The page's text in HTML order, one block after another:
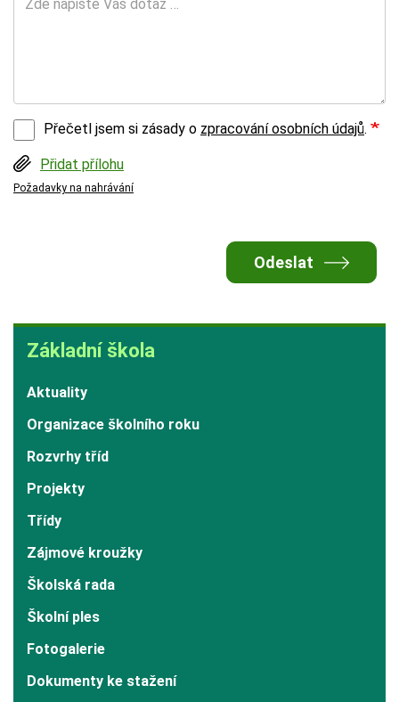
Základní
škola
Základní škola
Aktuality
Organizace školního roku
Rozvrhy tříd
Projekty
Třídy
Zájmové kroužky
Školská rada
Školní ples
Fotogalerie
Dokumenty ke stažení
Přečetl jsem si zásady o zpracování osobních údajů.
Přidat přílohu
Požadavky na nahrávání
Odeslat